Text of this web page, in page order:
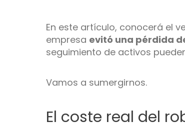
En este artículo, conocerá el
empresa evitó una pérdida
seguimiento de activos
Vamos a sumergirnos.
El coste real del